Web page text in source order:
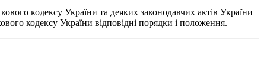
кодексу України та деяких законодавчих актів України
кодексу України відповідні порядки і положення.